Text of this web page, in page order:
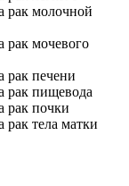
рак молочной
рак мочевого
рак печени
рак пищевода
рак почки
рак тела матки